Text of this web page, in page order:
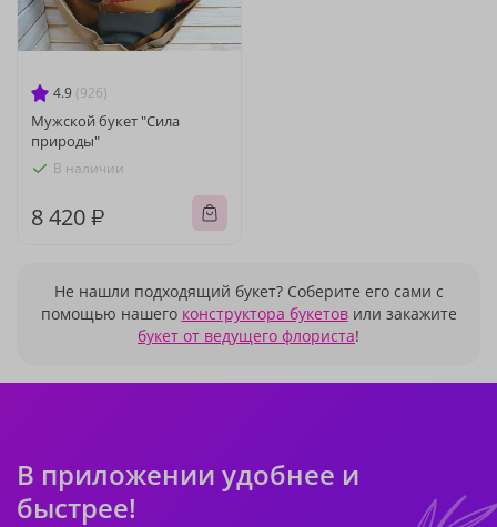
4.9 (926)
Мужской букет "Сила
природы"
В наличии
8 420 ₽
Не нашли подходящий букет? Соберите его сами с
помощью нашего конструктора букетовили закажите
букет от ведущего флориста!
В приложении удобнее и
быстрее!